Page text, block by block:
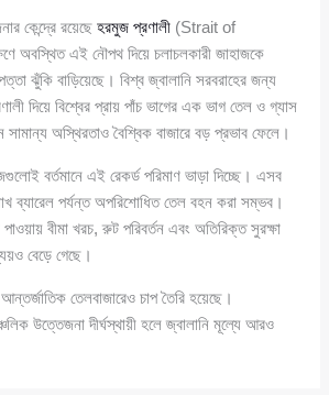
কেন্দ্রে রয়েছেহরমুজ প্রণালী (Strait of
অবস্থিত এই নৌপথ দিয়ে চলাচলকারী জাহাজকে
ঝুঁকি বাড়িয়েছে। বিশ্ব জ্বালানি সরবরাহের জন্য
দিয়ে বিশ্বের প্রায় পাঁচ ভাগের এক ভাগ তেল ও গ্যাস
অস্থিরতাও বৈশ্বিক বাজারে বড় প্রভাব ফেলে।
বর্তমানে এই রেকর্ড পরিমাণ ভাড়া দিচ্ছে। এসব
ব্যারেল পর্যন্ত অপরিশোধিত তেল বহন করা সম্ভব।
বীমা খরচ, রুট পরিবর্তন এবং অতিরিক্ত সুরক্ষা
বেড়ে গেছে।
তেলবাজারেও চাপ তৈরি হয়েছে।
উত্তেজনা দীর্ঘস্থায়ী হলে জ্বালানি মূল্যে আরও